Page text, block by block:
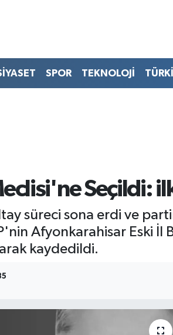
SPOR TEKNOLOJİ
Seçildi:
süreci sona erdi ve
Afyonkarahisar Eski İl
kaydedildi.